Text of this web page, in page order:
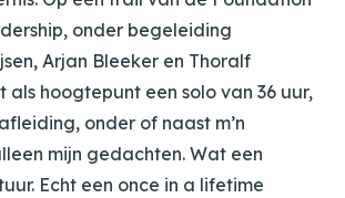
onder begeleiding
Arjan Bleeker en Thoralf
als hoogtepunt een solo van 36 uur,
onder of naast m’n
mijn gedachten. Wat een
Echt een once in a lifetime